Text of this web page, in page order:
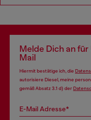
Melde Dich an
Mail
Hiermit bestätige ich, die
autorisiere Diesel, meine
gemäß Absatz 3.1 d) der
E-Mail Adresse*